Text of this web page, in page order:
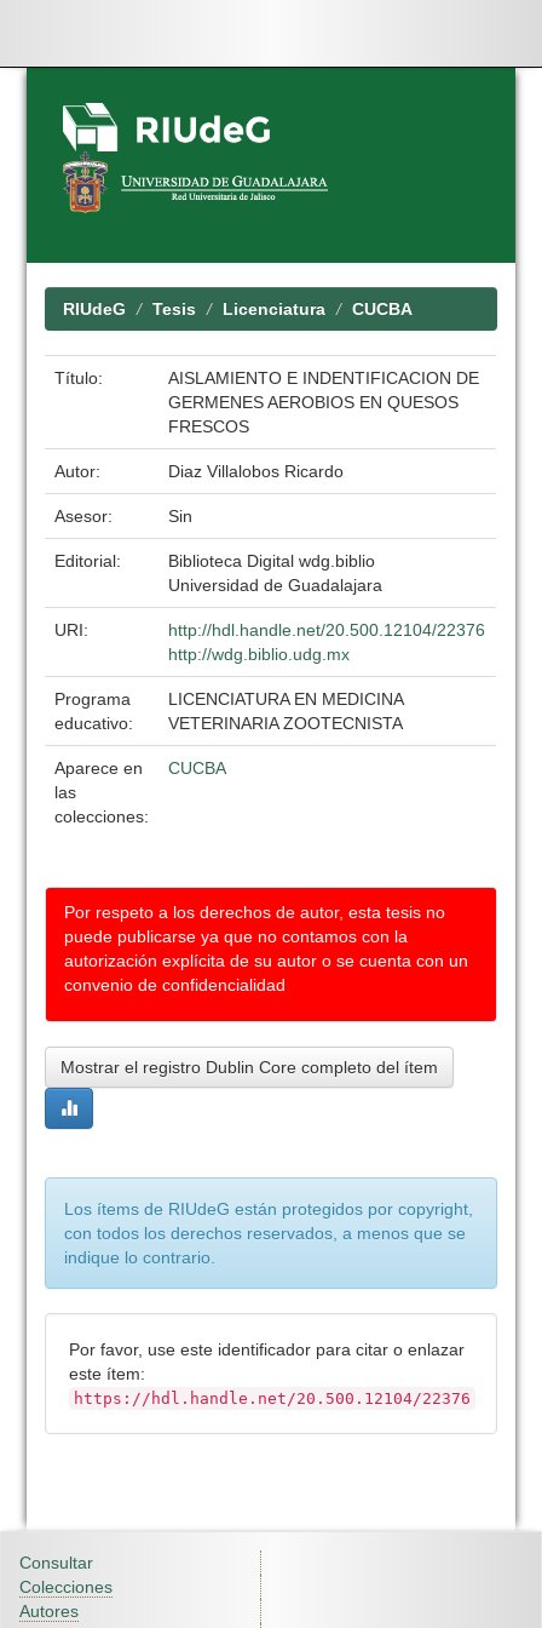
Skip
navigation
RIUdeG Tesis Licenciatura CUCBA
Título:
AISLAMIENTO E INDENTIFICACION DE
GERMENES AEROBIOS EN QUESOS
FRESCOS
Autor: Diaz Villalobos Ricardo
Asesor: Sin
Editorial:
Biblioteca Digital wdg.biblio
Universidad de Guadalajara
URI:
http://hdl.handle.net/20.500.12104/22376
http://wdg.biblio.udg.mx
Programa
educativo:
LICENCIATURA EN MEDICINA
VETERINARIA ZOOTECNISTA
Aparece en
las
colecciones:
CUCBA
Por respeto a los derechos de autor, esta tesis no
puede publicarse ya que no contamos con la
autorización explícita de su autor o se cuenta con un
convenio de confidencialidad
Mostrar el registro Dublin Core completo del ítem
Los ítems de RIUdeG están protegidos por copyright,
con todos los derechos reservados, a menos que se
indique lo contrario.
Por favor, use este identificador para citar o enlazar
este ítem:
https://hdl.handle.net/20.500.12104/22376
Consultar
Colecciones
Autores